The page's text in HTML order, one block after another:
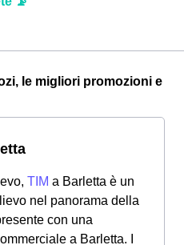
le migliori promozioni e
TIM a Barletta è un
nel panorama della
con una
a Barletta. I